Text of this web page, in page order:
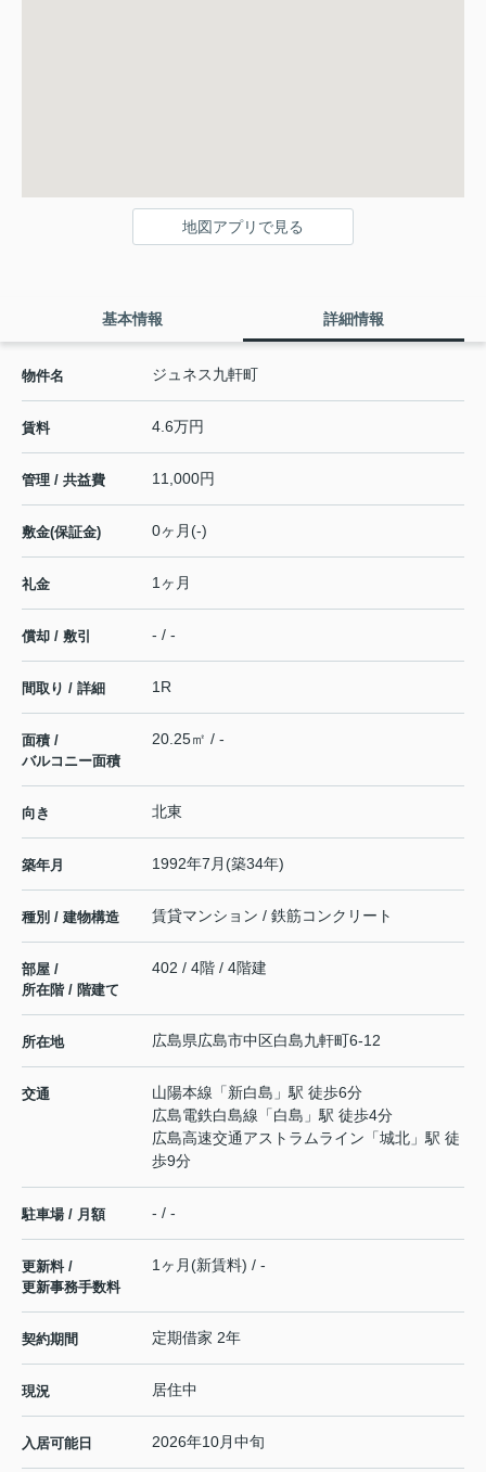
地図アプリで見る
基本情報 詳細情報
物件名 ジュネス九軒町
賃料 4.6万円
管理 / 共益費 11,000円
敷金(保証金) 0ヶ月(-)
礼金 1ヶ月
償却 / 敷引 - / -
間取り / 詳細 1R
面積 /
バルコニー面積
20.25㎡ / -
向き 北東
築年月 1992年7月(築34年)
種別 / 建物構造 賃貸マンション / 鉄筋コンクリート
部屋 /
所在階 / 階建て
402 / 4階 / 4階建
所在地 広島県広島市中区白島九軒町6-12
交通 山陽本線 「新白島 」駅 徒歩6分
広島電鉄白島線 「白島 」駅 徒歩4分
広島高速交通アストラムライン 「城北 」駅 徒
歩9分
駐車場 / 月額 - / -
更新料 /
更新事務手数料
1ヶ月(新賃料) / -
契約期間 定期借家 2年
現況 居住中
入居可能日 2026年10月中旬